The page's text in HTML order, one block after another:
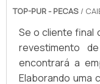
TOP-PUR - PECAS /
Se o cliente final
revestimento
encontrará a
Elaborando uma